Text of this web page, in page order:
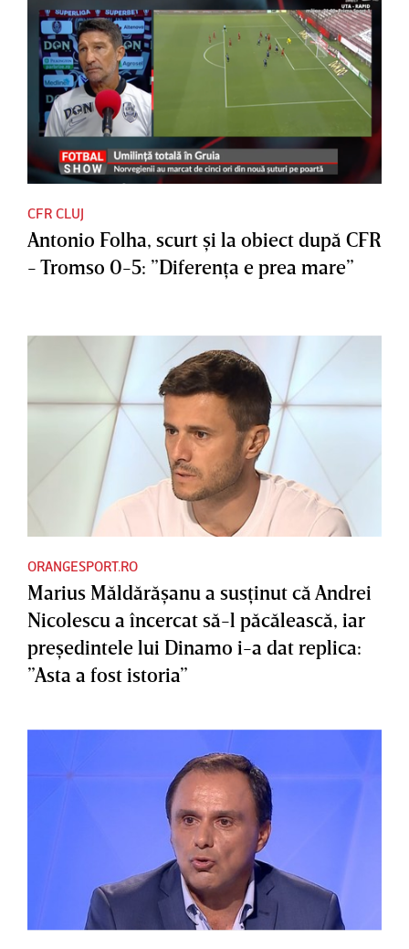
CFR CLUJ
Antonio Folha, scurt şi la obiect după CFR
- Tromso 0-5: ”Diferenţa e prea mare”
ORANGESPORT.RO
Marius Măldărăşanu a susţinut că Andrei
Nicolescu a încercat să-l păcălească, iar
preşedintele lui Dinamo i-a dat replica:
”Asta a fost istoria”